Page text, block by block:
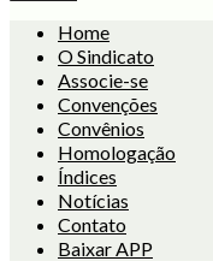
Home
O Sindicato
Associe-se
Convenções
Convênios
Homologação
Índices
Notícias
Contato
Baixar APP